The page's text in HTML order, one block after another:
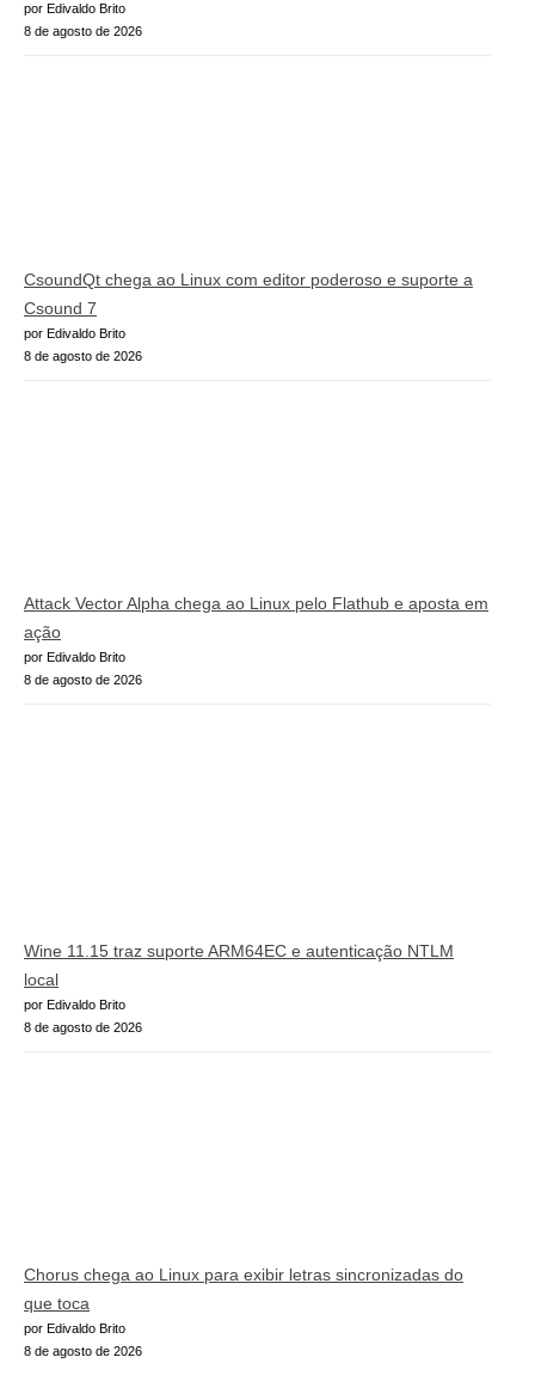
por Edivaldo Brito
8 de agosto de 2026
CsoundQt chega ao Linux com editor poderoso e suporte a
Csound 7
por Edivaldo Brito
8 de agosto de 2026
Attack Vector Alpha chega ao Linux pelo Flathub e aposta em
ação
por Edivaldo Brito
8 de agosto de 2026
Wine 11.15 traz suporte ARM64EC e autenticação NTLM
local
por Edivaldo Brito
8 de agosto de 2026
Chorus chega ao Linux para exibir letras sincronizadas do
que toca
por Edivaldo Brito
8 de agosto de 2026